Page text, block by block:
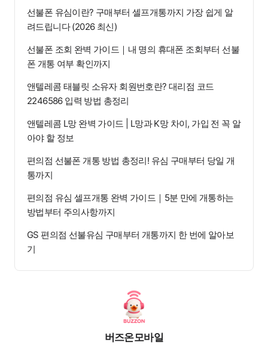
선불폰 유심이란? 구매부터 셀프개통까지 가장 쉽게 알
려드립니다 (2026 최신)
선불폰 조회 완벽 가이드｜내 명의 휴대폰 조회부터 선불
폰 개통 여부 확인까지
앤텔레콤 태블릿 소유자 회원번호란? 대리점 코드
2246586 입력 방법 총정리
앤텔레콤 L망 완벽 가이드 | L망과 K망 차이, 가입 전 꼭 알
아야 할 정보
편의점 선불폰 개통 방법 총정리! 유심 구매부터 당일 개
통까지
편의점 유심 셀프개통 완벽 가이드｜5분 만에 개통하는
방법부터 주의사항까지
GS 편의점 선불유심 구매부터 개통까지 한 번에 알아보
기
버즈온모바일